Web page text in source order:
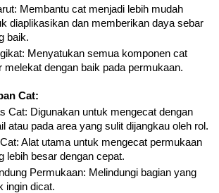
Membantu cat menjadi lebih mudah
diaplikasikan dan memberikan daya sebar
baik.
Menyatukan semua komponen cat
melekat dengan baik pada permukaan.
Cat:
Cat: Digunakan untuk mengecat dengan
atau pada area yang sulit dijangkau oleh rol.
Alat utama untuk mengecat permukaan
lebih besar dengan cepat.
Permukaan: Melindungi bagian yang
ingin dicat.